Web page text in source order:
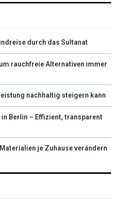
durch das Sultanat
rauchfreie Alternativen immer
nachhaltig steigern kann
Berlin – Effizient, transparent
je Zuhause verändern